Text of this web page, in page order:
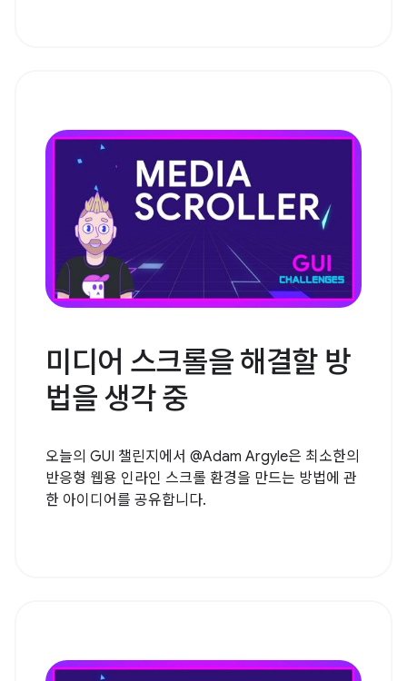
미디어 스크롤을 해결할 방
법을 생각 중
오늘의 GUI 챌린지에서 @Adam Argyle은 최소한의
반응형 웹용 인라인 스크롤 환경을 만드는 방법에 관
한 아이디어를 공유합니다.